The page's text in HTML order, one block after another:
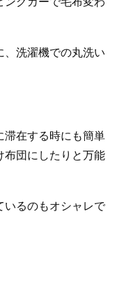
、洗濯機での丸洗い
滞在する時にも簡単
布団にしたりと万能
いるのもオシャレで